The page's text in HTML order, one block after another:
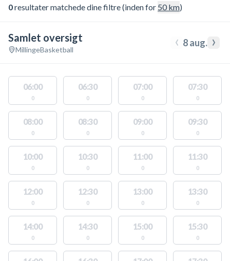
0resultater matchede dine filtre (inden for 50km)
Samlet oversigt
MillingeBasketball ‹ 8 aug. ›
06:00
0
06:30
0
07:00
0
07:30
0
08:00
0
08:30
0
09:00
0
09:30
0
10:00
0
10:30
0
11:00
0
11:30
0
12:00
0
12:30
0
13:00
0
13:30
0
14:00
0
14:30
0
15:00
0
15:30
0